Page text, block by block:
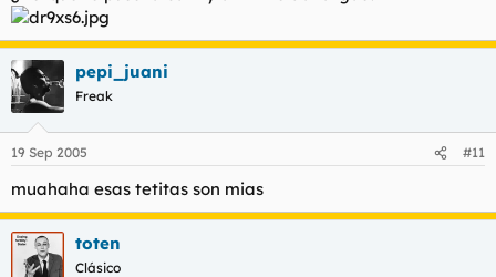
pepi_juani
Freak
19 Sep 2005 #11
muahaha esas tetitas son mias
toten
Clásico